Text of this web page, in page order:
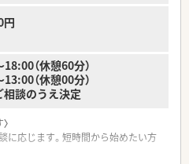
円
（休憩60分）
休憩00分）
談のうえ決定
〉
に応じます。短時間から始めたい方